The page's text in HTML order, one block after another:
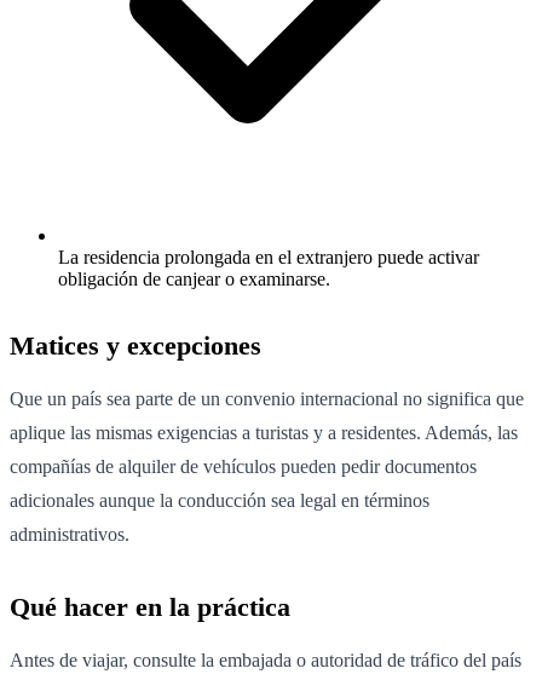
La residencia prolongada en el extranjero puede activar
obligación de canjear o examinarse.
Matices y excepciones
Que un país sea parte de un convenio internacional no significa que
aplique las mismas exigencias a turistas y a residentes. Además, las
compañías de alquiler de vehículos pueden pedir documentos
adicionales aunque la conducción sea legal en términos
administrativos.
Qué hacer en la práctica
Antes de viajar, consulte la embajada o autoridad de tráfico del país